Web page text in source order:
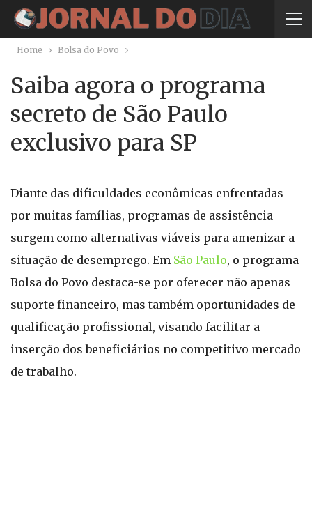
Home Bolsa do Povo
Saiba agora o programa
secreto de São Paulo
exclusivo para SP
Diante das dificuldades econômicas enfrentadas
por muitas famílias, programas de assistência
surgem como alternativas viáveis para amenizar a
situação de desemprego. Em São Paulo, o programa
Bolsa do Povo destaca-se por oferecer não apenas
suporte financeiro, mas também oportunidades de
qualificação profissional, visando facilitar a
inserção dos beneficiários no competitivo mercado
de trabalho.